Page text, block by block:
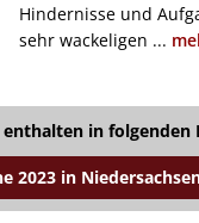
Hindernisse und
sehr wackeligen ...
enthalten in folgenden
2023 in